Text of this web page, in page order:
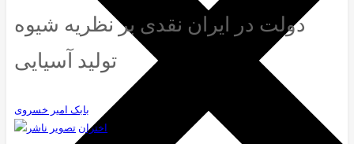
دولت در ایران نقدی بر نظریه شیوه
تولید آسیایی
بابک امیر خسروی
اختران